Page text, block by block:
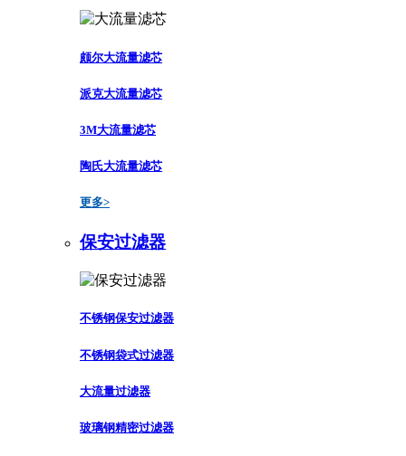
颇尔大流量滤芯
派克大流量滤芯
3M大流量滤芯
陶氏大流量滤芯
更多>
保安过滤器
不锈钢保安过滤器
不锈钢袋式过滤器
大流量过滤器
玻璃钢精密过滤器